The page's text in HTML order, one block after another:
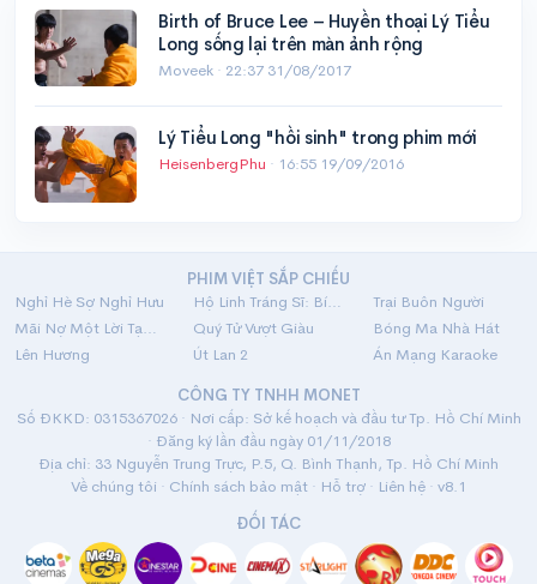
Birth of Bruce Lee – Huyền thoại Lý Tiểu
Long sống lại trên màn ảnh rộng
Moveek · 22:37 31/08/2017
Lý Tiểu Long "hồi sinh" trong phim mới
HeisenbergPhu · 16:55 19/09/2016
PHIM VIỆT SẮP CHIẾU
Nghỉ Hè Sợ Nghỉ Hưu
Hộ Linh Tráng Sĩ: Bí Ẩn Mộ Vua Đinh
Trại Buôn Người
Mãi Nợ Một Lời Tạm Biệt
Quý Tử Vượt Giàu
Bóng Ma Nhà Hát
Lên Hương
Út Lan 2
Án Mạng Karaoke
CÔNG TY TNHH MONET
Số ĐKKD: 0315367026 · Nơi cấp: Sở kế hoạch và đầu tư Tp. Hồ Chí Minh
· Đăng ký lần đầu ngày 01/11/2018
Địa chỉ: 33 Nguyễn Trung Trực, P.5, Q. Bình Thạnh, Tp. Hồ Chí Minh
Về chúng tôi · Chính sách bảo mật · Hỗ trợ · Liên hệ · v8.1
ĐỐI TÁC